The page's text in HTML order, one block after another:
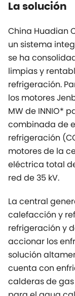
La solución
China Huadian
un sistema
se ha
limpias y
refrigeración.
los motores
MW de INNIO*
combinada de
refrigeración
motores de la
eléctrica total
red de 35 kV.
La central
calefacción y
refrigeración y
accionar los
solución
cuenta con
calderas de